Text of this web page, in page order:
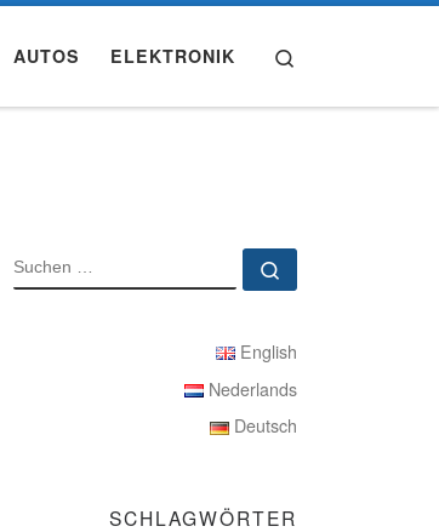
AUTOS ELEKTRONIK
SUCHE
English
Nederlands
Deutsch
SCHLAGWÖRTER